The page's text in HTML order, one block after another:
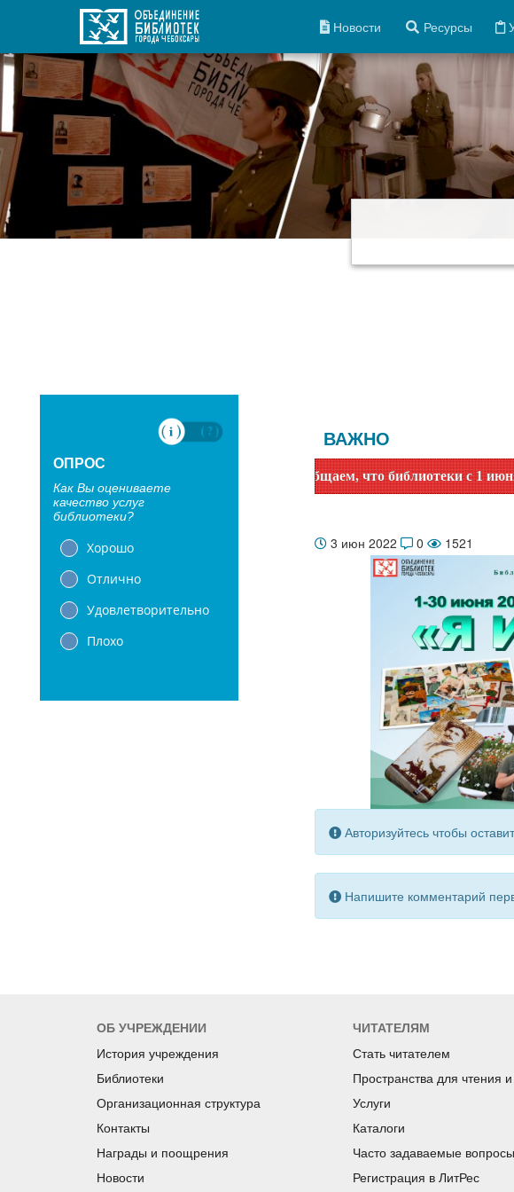
Новости Ресурсы
ОПРОС
Как Вы оцениваете
качество услуг
библиотеки?
Хорошо
Отлично
Удовлетворительно
Плохо
ВАЖНО
Уважаемые читатели! Сообщаем, что библиотеки с 1 июня
3 июн 2022 0 1521
Авторизуйтесь чтобы
Напишите комментарий
ОБ УЧРЕЖДЕНИИ
История учреждения
Библиотеки
Организационная структура
Контакты
Награды и поощрения
Новости
ЧИТАТЕЛЯМ
Стать читателем
Пространства для чтения
Услуги
Каталоги
Часто задаваемые вопросы
Регистрация в ЛитРес